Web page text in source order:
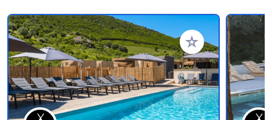
Ajouter à vos